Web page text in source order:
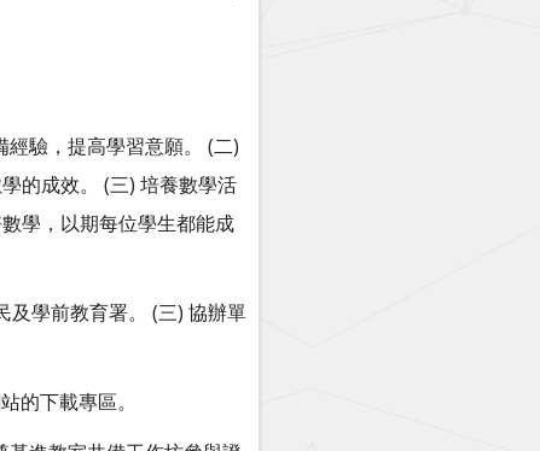
驗，提高學習意願。 (二)
的成效。 (三) 培養數學活
學，以期每位學生都能成
及學前教育署。 (三) 協辦單
的下載專區。